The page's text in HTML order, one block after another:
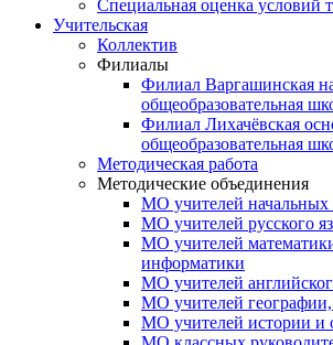
Специальная оценка условий
Учительская
Коллектив
Филиалы
Филиал Варгашинская
общеобразовательная
Филиал Лихачёвская
общеобразовательная
Методическая работа
Методические объединения
МО учителей начальных
МО учителей русского
МО учителей
информатики
МО учителей
МО учителей
МО учителей истории и